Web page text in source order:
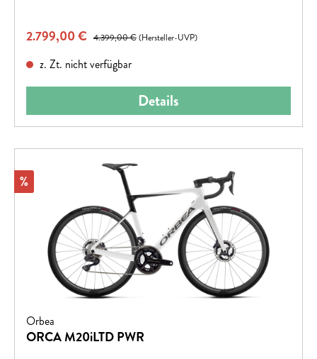
Verkaufspreis:
2.799,00 € Regulärer Preis:
4.399,00 €(Hersteller-UVP)
z. Zt. nicht verfügbar
Details
Rabatt
%
Orbea
ORCA M20iLTD PWR